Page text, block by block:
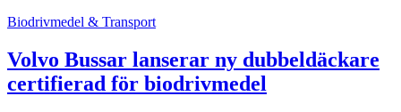
Biodrivmedel & Transport
Volvo Bussar lanserar ny dubbeldäckare
certifierad för biodrivmedel